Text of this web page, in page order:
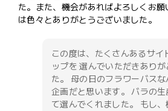
た。また、機会があればよろしくお
は色々とありがとうございました。
この度は、たくさんあるサイ
ップを 選んでいただきあり
た。 母の日のフラワーバス
企画だと思います。 バラの
て選んでくれました。 もし